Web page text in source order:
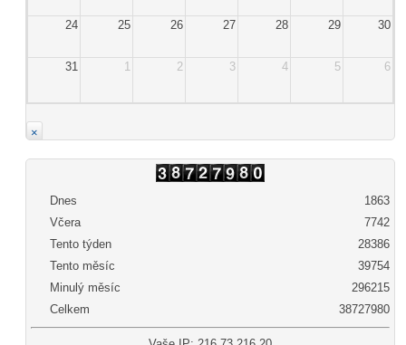
24 25 26 27 28 29 30
31 1 2 3 4 5 6
×
Dnes
Včera
Tento týden
Tento měsíc
Minulý měsíc
Celkem
1863
7742
28386
39754
296215
38727980